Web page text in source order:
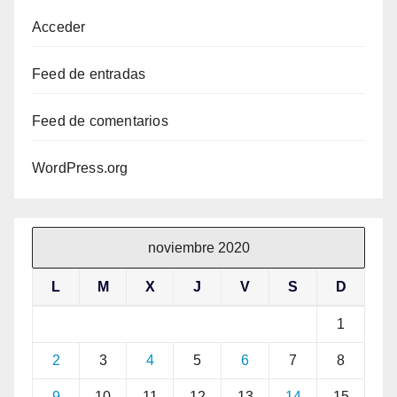
Acceder
Feed de entradas
Feed de comentarios
WordPress.org
noviembre 2020
L M X J V S D
1
2 3 4 5 6 7 8